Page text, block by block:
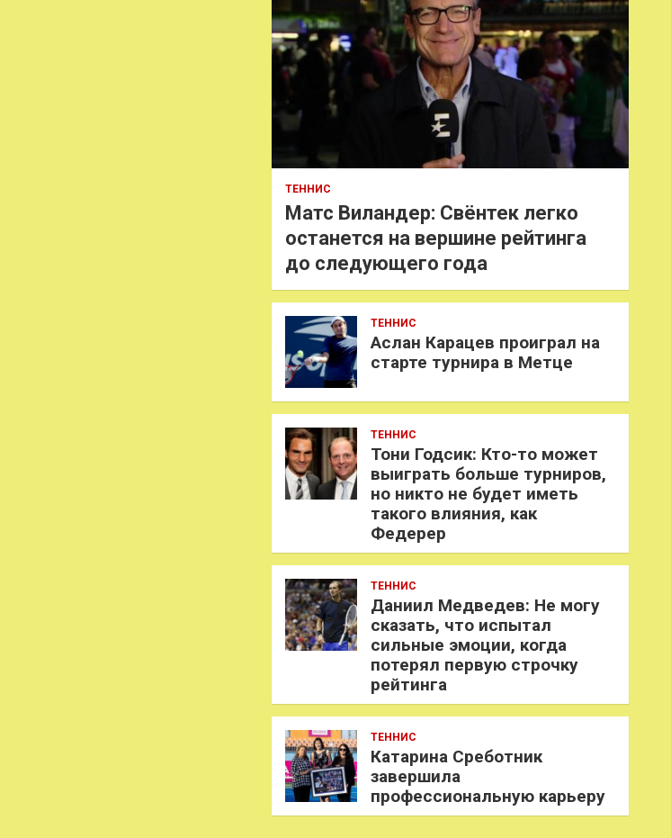
ТЕННИС
Матс Виландер: Свёнтек легко
останется на вершине рейтинга
до следующего года
ТЕННИС
Аслан Карацев проиграл на
старте турнира в Метце
ТЕННИС
Тони Годсик: Кто-то может
выиграть больше турниров,
но никто не будет иметь
такого влияния, как
Федерер
ТЕННИС
Даниил Медведев: Не могу
сказать, что испытал
сильные эмоции, когда
потерял первую строчку
рейтинга
ТЕННИС
Катарина Среботник
завершила
профессиональную карьеру